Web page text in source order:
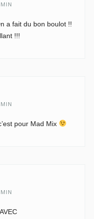
a fait du bon boulot !!
!!!
pour Mad Mix